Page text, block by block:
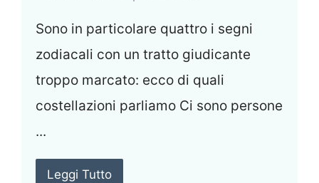
Sono in particolare quattro i segni
zodiacali con un tratto giudicante
troppo marcato: ecco di quali
costellazioni parliamo Ci sono persone
...
Leggi Tutto